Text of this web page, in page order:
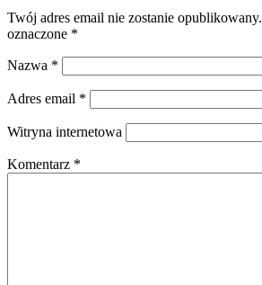
Twój adres email nie zostanie opublikowany.
oznaczone *
Nazwa *
Adres email *
Witryna internetowa
Komentarz *